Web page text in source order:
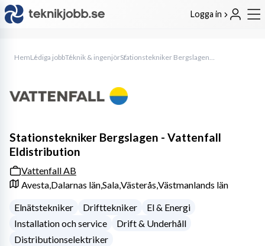
Logga in
HemLediga jobbTeknik & ingenjör Stationstekniker Bergslagen - Vattenfall Eldistribution
Stationstekniker Bergslagen - Vattenfall
Eldistribution
Vattenfall AB
Avesta,Dalarnas län,Sala,Västerås,Västmanlands län
Elnätstekniker
Drifttekniker
El & Energi
Installation och service
Drift & Underhåll
Distributionselektriker